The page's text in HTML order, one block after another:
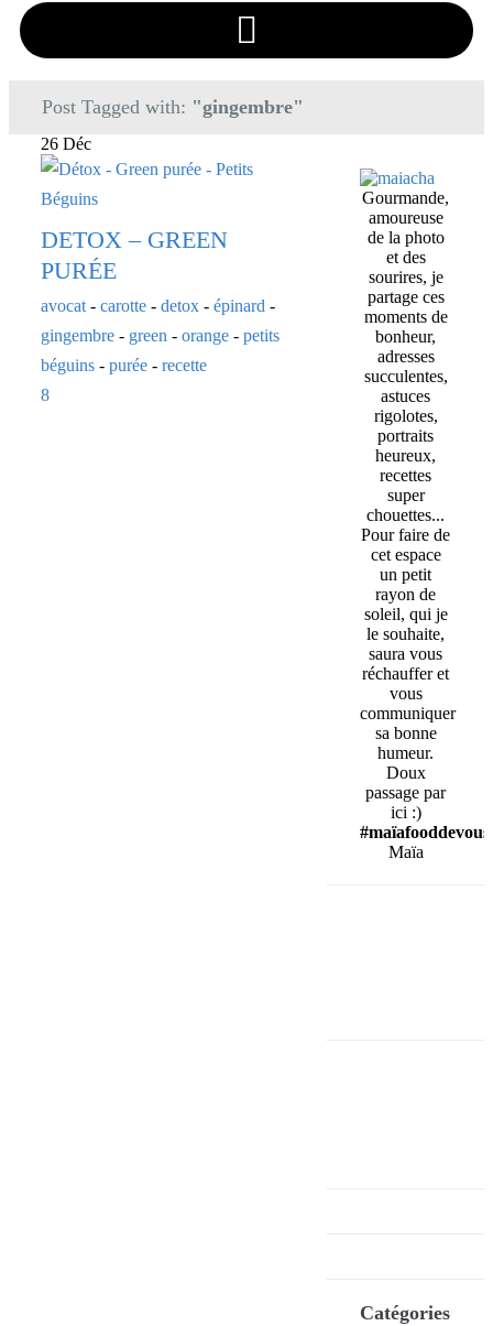
Post Tagged with: "gingembre"
26 Déc
DETOX – GREEN
PURÉE
avocat - carotte - detox - épinard -
gingembre - green - orange - petits
béguins - purée - recette
8
Gourmande,
amoureuse
de la photo
et des
sourires, je
partage ces
moments de
bonheur,
adresses
succulentes,
astuces
rigolotes,
portraits
heureux,
recettes
super
chouettes...
Pour faire de
cet espace
un petit
rayon de
soleil, qui je
le souhaite,
saura vous
réchauffer et
vous
communiquer
sa bonne
humeur.
Doux
passage par
ici :)
#maïafooddevous
Maïa
Catégories